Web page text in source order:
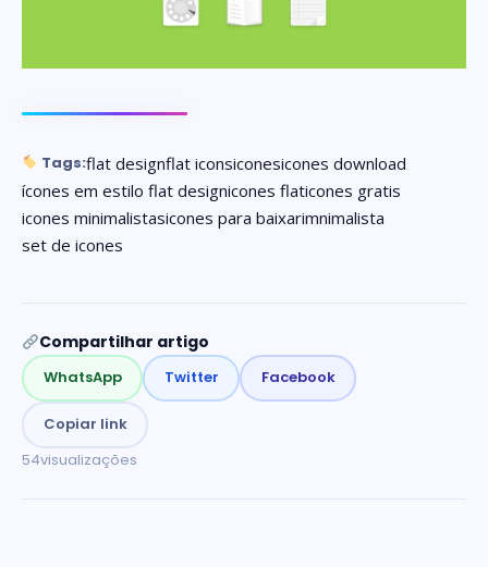
Tags:flat designflat iconsiconesicones download
ícones em estilo flat designicones flaticones gratis
icones minimalistasicones para baixarimnimalista
set de icones
Compartilhar artigo
WhatsApp Twitter Facebook
Copiar link
54visualizações